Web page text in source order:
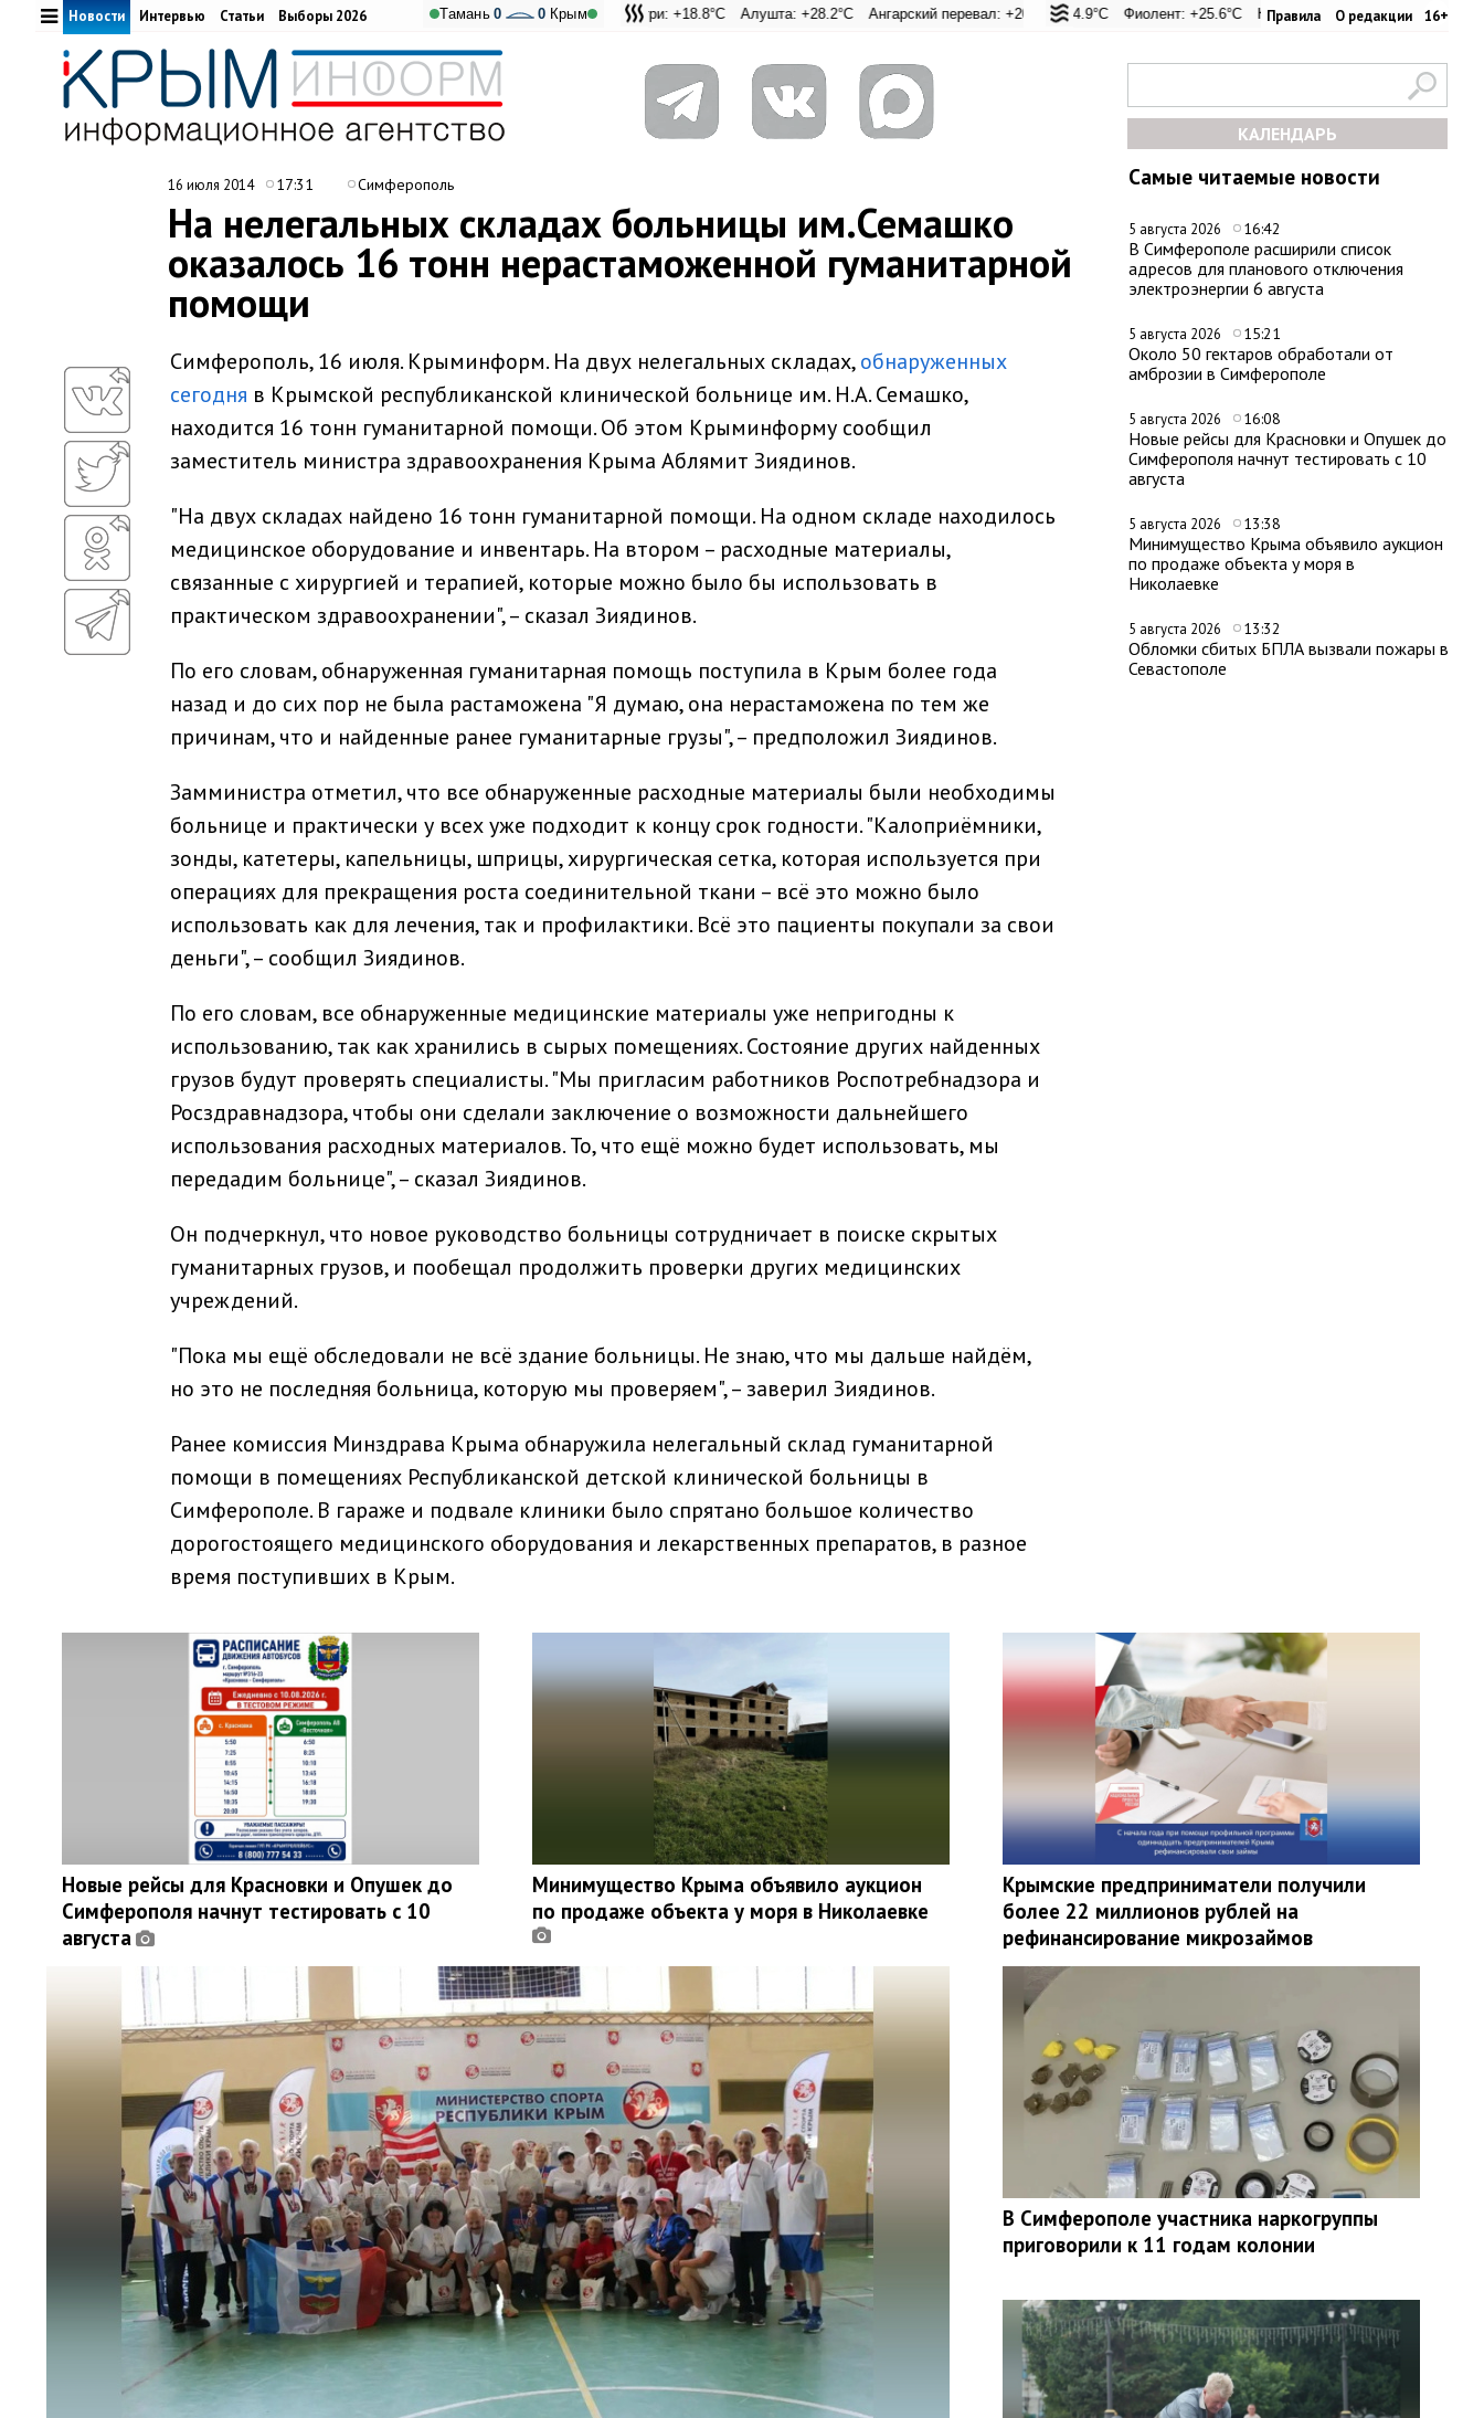
Правила О редакции 16+
Адмиральская Лагуна: +24.9°C Фиолент: +25.6°C Казачья бухта: +25.4°C Херсонес:
Ай-Петри: +18.8°C Алушта: +28.2°C Ангарский перевал: +20.8°C Евпатория: +22.1°C Керчь: +28°C Никитский сад: +26°C
Тамань 0 0 Крым
Новости Интервью Статьи Выборы 2026
КАЛЕНДАРЬ
Самые читаемые новости
5 августа 2026 16:42
В Симферополе расширили список
адресов для планового отключения
электроэнергии 6 августа
5 августа 2026 15:21
Около 50 гектаров обработали от
амброзии в Симферополе
5 августа 2026 16:08
Новые рейсы для Красновки и Опушек до
Симферополя начнут тестировать с 10
августа
5 августа 2026 13:38
Минимущество Крыма объявило аукцион
по продаже объекта у моря в
Николаевке
5 августа 2026 13:32
Обломки сбитых БПЛА вызвали пожары в
Севастополе
16 июля 2014 17:31 Симферополь
На нелегальных складах больницы им.Семашко
оказалось 16 тонн нерастаможенной гуманитарной
помощи
Симферополь, 16 июля. Крыминформ. На двух нелегальных складах,обнаруженных
сегодня в Крымской республиканской клинической больнице им. Н.А. Семашко,
находится 16 тонн гуманитарной помощи. Об этом Крыминформу сообщил
заместитель министра здравоохранения Крыма Аблямит Зиядинов.
"На двух складах найдено 16 тонн гуманитарной помощи. На одном складе находилось
медицинское оборудование и инвентарь. На втором – расходные материалы,
связанные с хирургией и терапией, которые можно было бы использовать в
практическом здравоохранении", – сказал Зиядинов.
По его словам, обнаруженная гуманитарная помощь поступила в Крым более года
назад и до сих пор не была растаможена "Я думаю, она нерастаможена по тем же
причинам, что и найденные ранее гуманитарные грузы", – предположил Зиядинов.
Замминистра отметил, что все обнаруженные расходные материалы были необходимы
больнице и практически у всех уже подходит к концу срок годности. "Калоприёмники,
зонды, катетеры, капельницы, шприцы, хирургическая сетка, которая используется при
операциях для прекращения роста соединительной ткани – всё это можно было
использовать как для лечения, так и профилактики. Всё это пациенты покупали за свои
деньги", – сообщил Зиядинов.
По его словам, все обнаруженные медицинские материалы уже непригодны к
использованию, так как хранились в сырых помещениях. Состояние других найденных
грузов будут проверять специалисты. "Мы пригласим работников Роспотребнадзора и
Росздравнадзора, чтобы они сделали заключение о возможности дальнейшего
использования расходных материалов. То, что ещё можно будет использовать, мы
передадим больнице", – сказал Зиядинов.
Он подчеркнул, что новое руководство больницы сотрудничает в поиске скрытых
гуманитарных грузов, и пообещал продолжить проверки других медицинских
учреждений.
"Пока мы ещё обследовали не всё здание больницы. Не знаю, что мы дальше найдём,
но это не последняя больница, которую мы проверяем", – заверил Зиядинов.
Ранее комиссия Минздрава Крыма обнаружила нелегальный склад гуманитарной
помощи в помещениях Республиканской детской клинической больницы в
Симферополе. В гараже и подвале клиники было спрятано большое количество
дорогостоящего медицинского оборудования и лекарственных препаратов, в разное
время поступивших в Крым.
Новые рейсы для Красновки и Опушек до
Симферополя начнут тестировать с 10
августа
Минимущество Крыма объявило аукцион
по продаже объекта у моря в Николаевке
Крымские предприниматели получили
более 22 миллионов рублей на
рефинансирование микрозаймов
В Симферополе участника наркогруппы
приговорили к 11 годам колонии